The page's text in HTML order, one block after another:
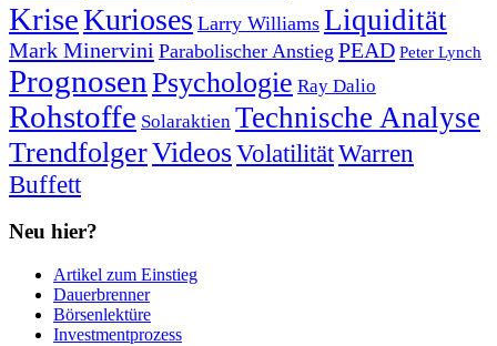
KriseKurioses Larry Williams Liquidität
Mark Minervini Parabolischer Anstieg PEAD Peter Lynch
Prognosen Psychologie Ray Dalio
Rohstoffe Solaraktien Technische Analyse
TrendfolgerVideosVolatilitätWarren
Buffett
Neu hier?
Artikel zum Einstieg
Dauerbrenner
Börsenlektüre
Investmentprozess